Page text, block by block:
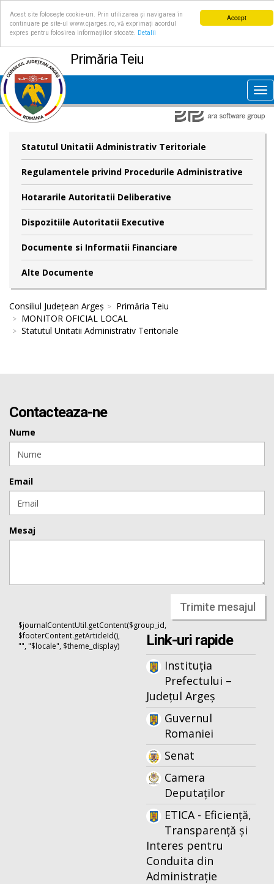
Accept
Acest site folosește cookie-uri. Prin utilizarea și navigarea în
continuare pe site-ul www.cjarges.ro, vă exprimați acordul
expres pentru folosirea informațiilor stocate.
Detalii
Primăria Teiu
Statutul Unitatii Administrativ Teritoriale
Regulamentele privind Procedurile Administrative
Hotararile Autoritatii Deliberative
Dispozitiile Autoritatii Executive
Documente si Informatii Financiare
Alte Documente
Consiliul Județean Argeș
Primăria Teiu
MONITOR OFICIAL LOCAL
Statutul Unitatii Administrativ Teritoriale
Contacteaza-ne
Nume
Email
Mesaj
Trimite mesajul
$journalContentUtil.getContent($group_id,
$footerContent.getArticleId(),
"", "$locale", $theme_display)
Link-uri rapide
Instituția
Prefectului –
Județul Argeș
Guvernul
Romaniei
Senat
Camera
Deputaților
ETICA - Eficiență,
Transparență și
Interes pentru
Conduita din
Administrație